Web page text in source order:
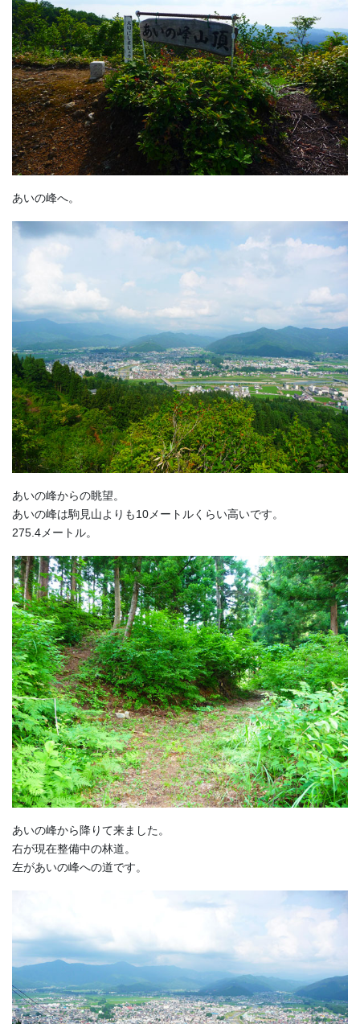
あいの峰へ。
あいの峰からの眺望。
あいの峰は駒見山よりも10メートルくらい高いです。
275.4メートル。
あいの峰から降りて来ました。
右が現在整備中の林道。
左があいの峰への道です。